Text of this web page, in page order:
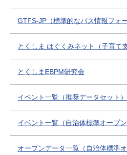
GTFS-JP（標準的なバス情報フォ
とくしま はぐくみネット（子育て支
とくしまEBPM研究会
イベント一覧（推奨データセット）
イベント一覧（自治体標準オープン
オープンデータ一覧（自治体標準